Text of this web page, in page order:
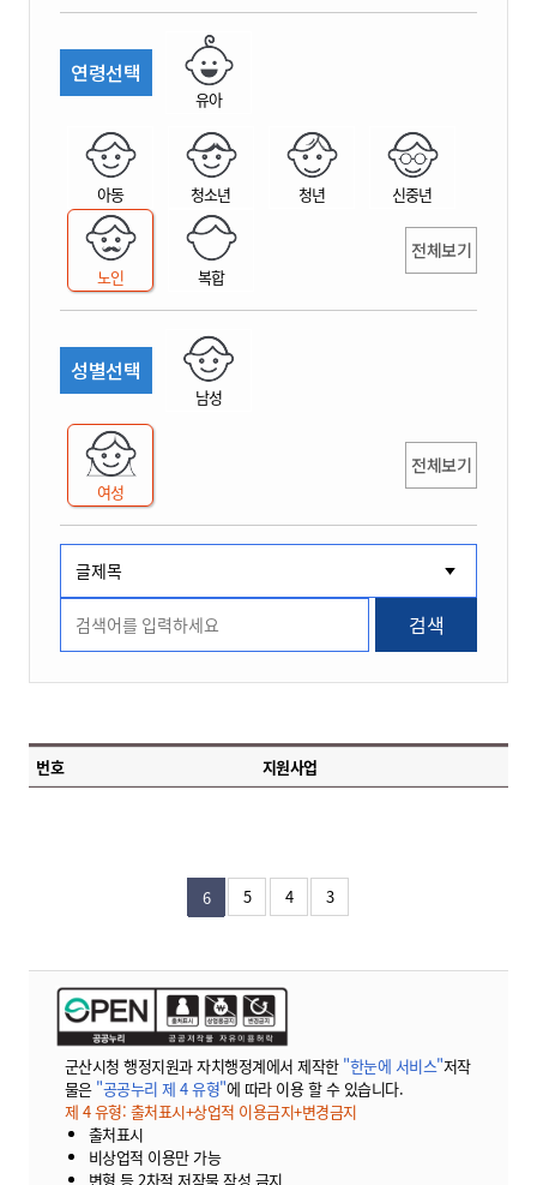
연령선택
유아
아동 청소년 청년 신중년
노인 복합
전체보기
성별선택
남성
여성
전체보기
검색
번호 지원사업
6 5 4 3
군산시청 행정지원과 자치행정계에서 제작한 "한눈에 서비스"저작
물은 "공공누리 제 4 유형"에 따라 이용 할 수 있습니다.
제 4 유형: 출처표시+상업적 이용금지+변경금지
출처표시
비상업적 이용만 가능
변형 등 2차적 저작물 작성 금지